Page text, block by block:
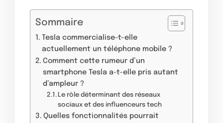
Sommaire
Tesla commercialise-t-elle
actuellement un téléphone mobile ?
Comment cette rumeur d’un
smartphone Tesla a-t-elle pris autant
d’ampleur ?
Le rôle déterminant des réseaux
sociaux et des influenceurs tech
Quelles fonctionnalités pourrait